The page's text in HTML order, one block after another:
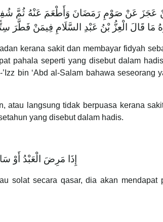
‌عَجَزَ ‌عَنْ ‌صَوْمِ ‌رَمَضَانَ ‌وَأَطْعَمَ عَنْهُ ثُمَّ شُفِيَ
مَا قَالَ الْعِزُّ بْنُ عَبْدِ السَّلَامِ فِيمَنْ فَطَّرَ
kerana sakit dan membayar fidyah
pahala seperti yang disebut dalam
bin ‘Abd al-Salam bahawa seseorang
atau langsung tidak berpuasa kerana
yang disebut dalam hadis.
إِذَا مَرِضَ الْعَبْدُ أَوْ
solat secara qasar, dia akan mendapat